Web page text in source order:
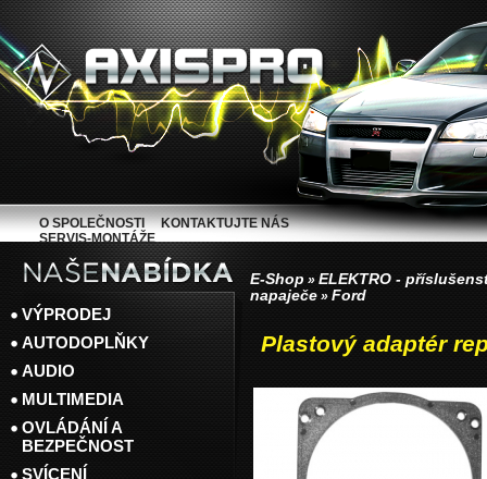
E-Shop » ELEKTRO -
napaječe » Ford
Plastový adaptér
VÝPRODEJ
AUTODOPLŇKY
AUDIO
MULTIMEDIA
OVLÁDÁNÍ A
BEZPEČNOST
SVÍCENÍ
O SPOLEČNOSTI
KONTAKTUJTE NÁS
SERVIS-MONTÁŽE